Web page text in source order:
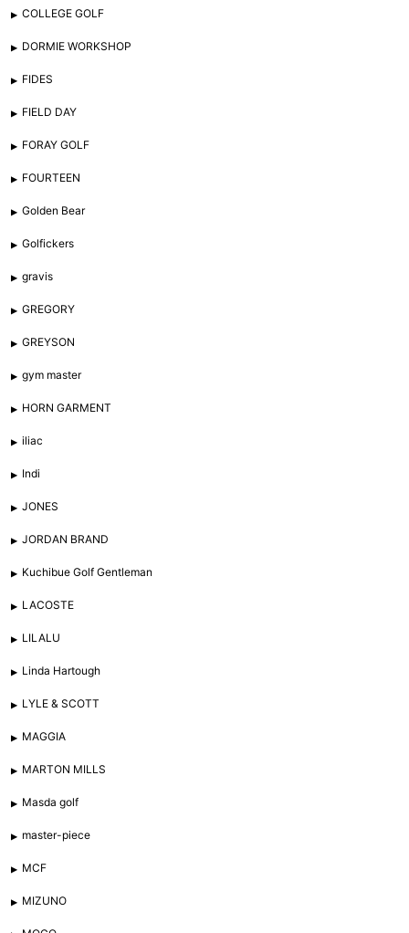
COLLEGE GOLF
DORMIE WORKSHOP
FIDES
FIELD DAY
FORAY GOLF
FOURTEEN
Golden Bear
Golfickers
gravis
GREGORY
GREYSON
gym master
HORN GARMENT
iliac
Indi
JONES
JORDAN BRAND
Kuchibue Golf Gentleman
LACOSTE
LILALU
Linda Hartough
LYLE & SCOTT
MAGGIA
MARTON MILLS
Masda golf
master-piece
MCF
MIZUNO